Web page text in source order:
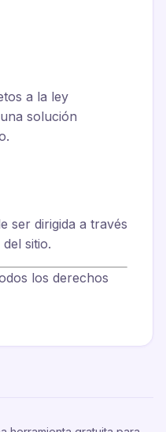
a la ley
solución
ser dirigida a través
sitio.
los derechos